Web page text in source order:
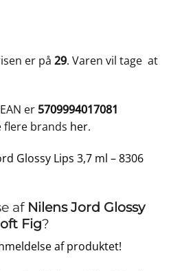
er på 29. Varen vil tage at
er 5709994017081
flere brands her.
Glossy Lips 3,7 ml – 8306
af Nilens Jord Glossy
Fig?
af produktet!